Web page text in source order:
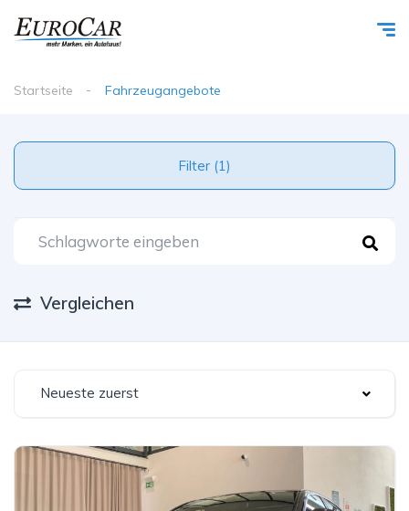
Startseite Fahrzeugangebote
Filter (1)
Vergleichen
Neueste zuerst